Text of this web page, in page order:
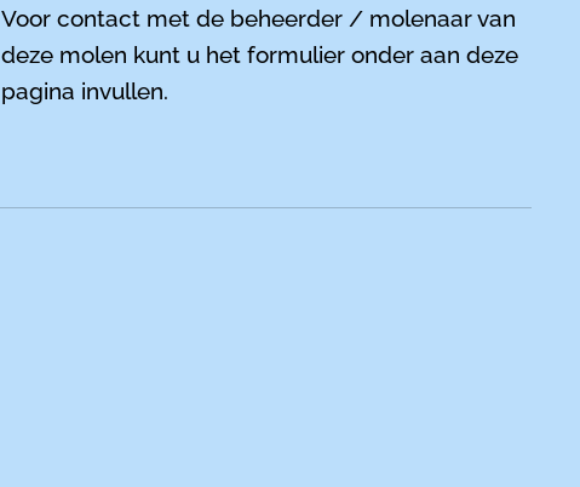
Voor contact met de beheerder / molenaar van
deze molen kunt u het formulier onder aan deze
pagina invullen.